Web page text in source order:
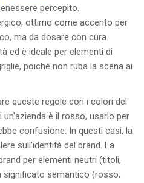
percepito.
ottimo come accento per
ma da dosare con cura.
ed è ideale per elementi di
poiché non ruba la scena ai
queste regole con i colori del
un'azienda è il rosso, usarlo per
confusione. In questi casi, la
sull'identità del brand. La
per elementi neutri (titoli,
significato semantico (rosso,